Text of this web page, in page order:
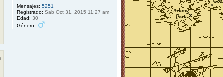
Mensajes: 5251
Registrado: Sab Oct 31, 2015 11:27 am
Edad: 30
Género: